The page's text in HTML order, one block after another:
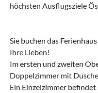
höchsten Ausflugsziele
Sie buchen das
Ihre Lieben!
Im ersten und zweiten
Doppelzimmer mit
Ein Einzelzimmer